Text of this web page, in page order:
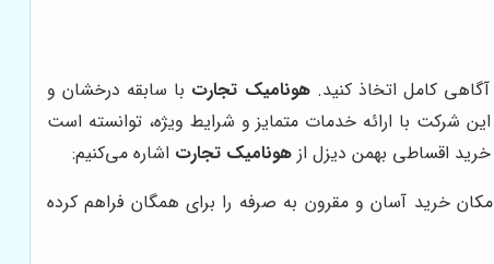
کامل اتخاذ کنید.هونامیک تجارت با سابقه درخشان و
شرکت با ارائه خدمات متمایز و شرایط ویژه، توانسته است
اقساطی بهمن دیزل از هونامیک تجارت اشاره می‌کنیم:
خرید آسان و مقرون به صرفه را برای همگان فراهم کرده